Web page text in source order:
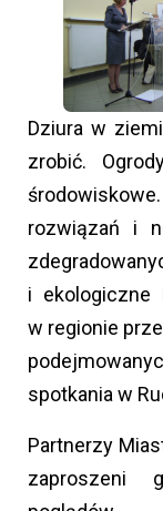
Dziura w
zrobić.
rozwiązań i
i ekologiczne
w regionie
spotkania w
Partnerzy
zaproszeni